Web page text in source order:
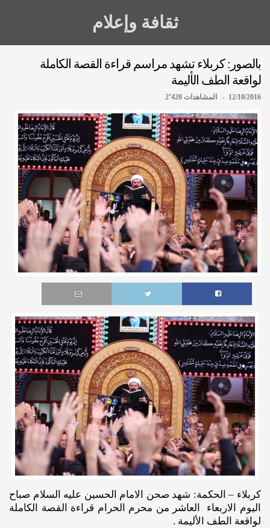
ثقافة وإعلام
بالصور: كربلاء تشهد مراسم قراءة القصة الكاملة
لواقعة الطف الأليمة
12/10/2016 - المشاهدات 2٬420
كربلاء – الحكمة: شهد صحن الامام الحسين عليه السلام صباح
اليوم الاربعاء العاشر من محرم الحرام قراءة القصة الكاملة
لواقعة الطف الأليمة .